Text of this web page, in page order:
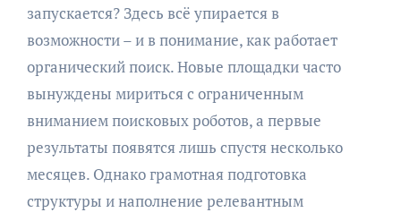
запускается? Здесь всё упирается в
возможности – и в понимание, как работает
органический поиск. Новые площадки часто
вынуждены мириться с ограниченным
вниманием поисковых роботов, а первые
результаты появятся лишь спустя несколько
месяцев. Однако грамотная подготовка
структуры и наполнение релевантным